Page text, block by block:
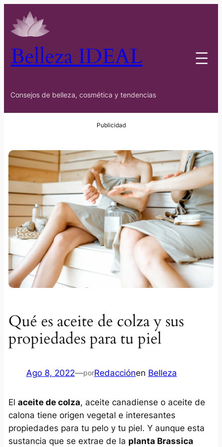
Belleza IDEAL
Consejos de belleza, cosmética y tendencias
Qué es aceite de colza y sus
propiedades para tu piel
Ago 8, 2022—porRedacciónen Belleza
El aceite de colza, aceite canadiense o aceite de
calona tiene origen vegetal e interesantes
propiedades para tu pelo y tu piel. Y aunque esta
sustancia que se extrae de la planta Brassica